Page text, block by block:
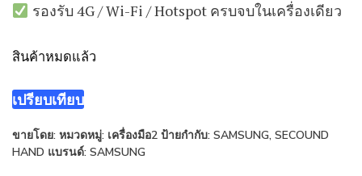
รองรับ 4G / Wi-Fi / Hotspot ครบจบในเครื่องเดียว
สินค้าหมดแล้ว
เปรียบเทียบ
ขายโดย: หมวดหมู่: เครื่องมือ2 ป้ายกำกับ: SAMSUNG, SECOUND
HAND แบรนด์: SAMSUNG